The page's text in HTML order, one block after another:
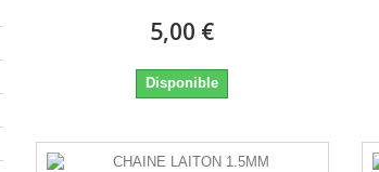
5,00 €
Disponible